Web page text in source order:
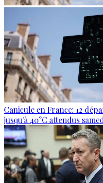
Canicule en France: 12
jusqu'à 40°C attendus